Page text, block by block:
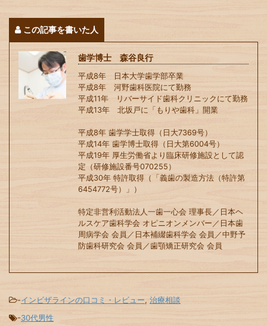
この記事を書いた人
歯学博士 森谷良行
平成8年 日本大学歯学部卒業
平成8年 河野歯科医院にて勤務
平成11年 リバーサイド歯科クリニックにて勤務
平成13年 北坂戸に「もりや歯科」開業
平成8年 歯学学士取得（日大7369号）
平成14年 歯学博士取得（日大第6004号）
平成19年 厚生労働省より臨床研修施設として認
定（研修施設番号070255）
平成30年 特許取得（「義歯の製造方法（特許第
6454772号）」）
特定非営利活動法人一歯一心会 理事長／日本ヘ
ルスケア歯科学会 オピニオンメンバー／日本歯
周病学会 会員／日本補綴歯科学会 会員／中野予
防歯科研究会 会員／歯顎矯正研究会 会員
-インビザラインの口コミ・レビュー, 治療相談
-30代男性